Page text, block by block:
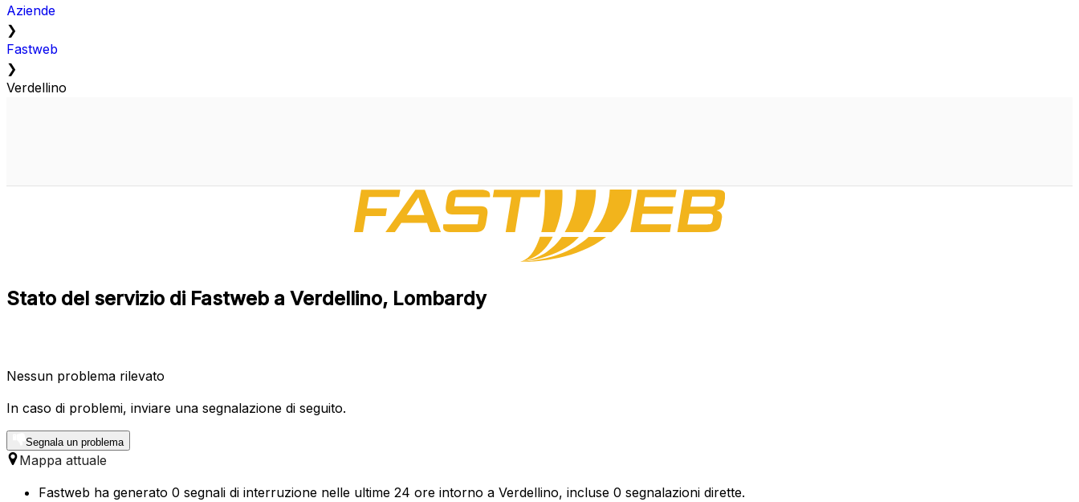
Aziende
❯
Fastweb
❯
Verdellino
Stato del servizio di Fastweb a Verdellino, Lombardy
Nessun problema rilevato
In caso di problemi, inviare una segnalazione di seguito.
Segnala un problema
Mappa attuale
Fastweb ha generato 0 segnali di interruzione nelle ultime 24 ore intorno a Verdellino, incluse 0 segnalazioni dirette.